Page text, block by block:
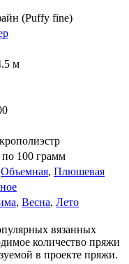
(Puffy fine)
м
по 100 грамм
Объемная, Плюшевая
, Весна, Лето
вязанных
количество пряжи
в проекте пряжи.